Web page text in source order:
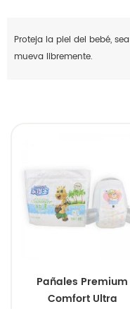
Proteja la piel del bebé,
mueva libremente.
Pañales Premium
Comfort Ultra